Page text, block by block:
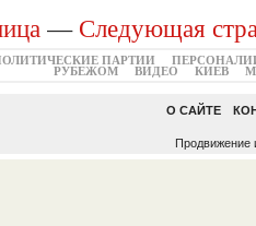
—Следующая
ПАРТИИ
РУБЕЖОМ ВИДЕО КИЕВ
О САЙТЕ
Продвижение